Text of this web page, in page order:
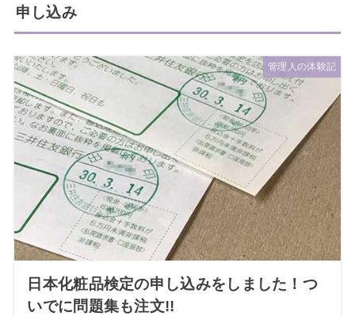
申し込み
管理人の体験記
日本化粧品検定の申し込みをしました！つ
いでに問題集も注文!!